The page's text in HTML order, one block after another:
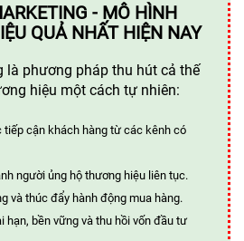
- MÔ HÌNH
QUẢ NHẤT HIỆN NAY
là phương pháp thu hút cả thế
hiệu một cách tự nhiên:
tiếp cận khách hàng từ các kênh có
người ủng hộ thương hiệu liên tục.
và thúc đẩy hành động mua hàng.
hạn, bền vững và thu hồi vốn đầu tư